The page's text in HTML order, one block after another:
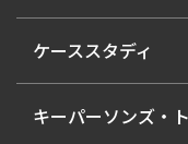
ケーススタディ
キーパーソンズ・